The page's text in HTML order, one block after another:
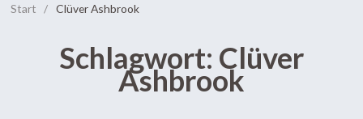
Start / Clüver Ashbrook
Schlagwort: Clüver
Ashbrook